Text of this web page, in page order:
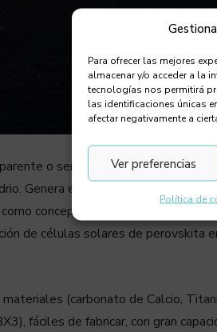
Para ofrecer las mejores
almacenar y/o acceder a la
tecnologías nos permitirá
las identificaciones únicas
afectar negativamente a
Ver preferencias
Política de
o semitransparente que
Genera electricidad al captar la
concepto ya lleva algunos
de células solares de perovskita
(carbonato de Calcio,
fáciles de fabricar, con gran